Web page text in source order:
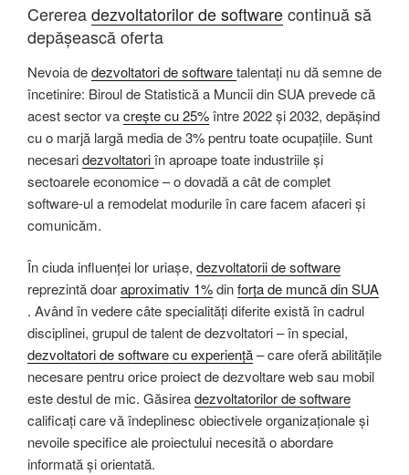
Cerereadezvoltatorilor de softwarecontinuă să
depășească oferta
Nevoia dedezvoltatori de softwaretalentați nu dă semne de
încetinire: Biroul de Statistică a Muncii din SUA prevede că
acest sector vacrește cu 25%între 2022 și 2032, depășind
cu o marjă largă media de 3% pentru toate ocupațiile. Sunt
necesaridezvoltatoriîn aproape toate industriile și
sectoarele economice – o dovadă a cât de complet
software-ul a remodelat modurile în care facem afaceri și
comunicăm.
În ciuda influenței lor uriașe, dezvoltatorii de software
reprezintă doaraproximativ 1%dinforța de muncă din SUA
. Având în vedere câte specialități diferite există în cadrul
disciplinei, grupul de talent de dezvoltatori – în special,
dezvoltatori de software cu experiență– care oferă abilitățile
necesare pentru orice proiect de dezvoltare web sau mobil
este destul de mic. Găsireadezvoltatorilor de software
calificați care vă îndeplinesc obiectivele organizaționale și
nevoile specifice ale proiectului necesită o abordare
informată și orientată.